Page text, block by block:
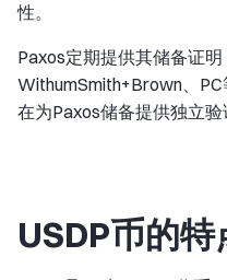
性。
Paxos定期提供其储备证
WithumSmith+Brown、
在为Paxos储备提供独立验
USDP币的特